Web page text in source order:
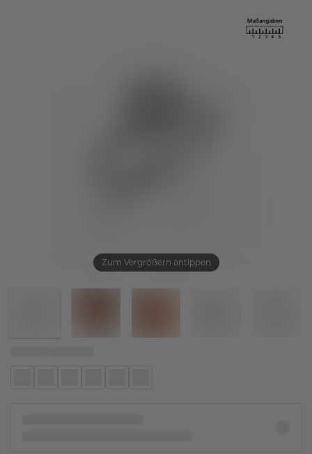
Zum Vergrößern antippen